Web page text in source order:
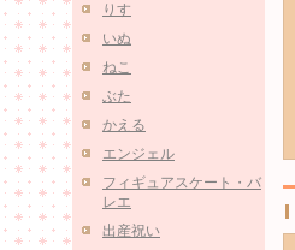
りす
いぬ
ねこ
ぶた
かえる
エンジェル
フィギュアスケート・バ
レエ
出産祝い